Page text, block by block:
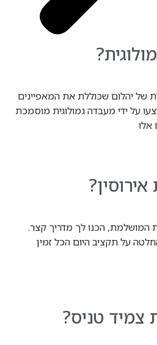
של יהלום שכוללת את המאפיינים
על ידי מעבדה גמולוגית מוסמכת
אלו
המושלמת, הכנו לך מדריך קצר.
על תקציב היום הכל זמין
צמיד טניס?